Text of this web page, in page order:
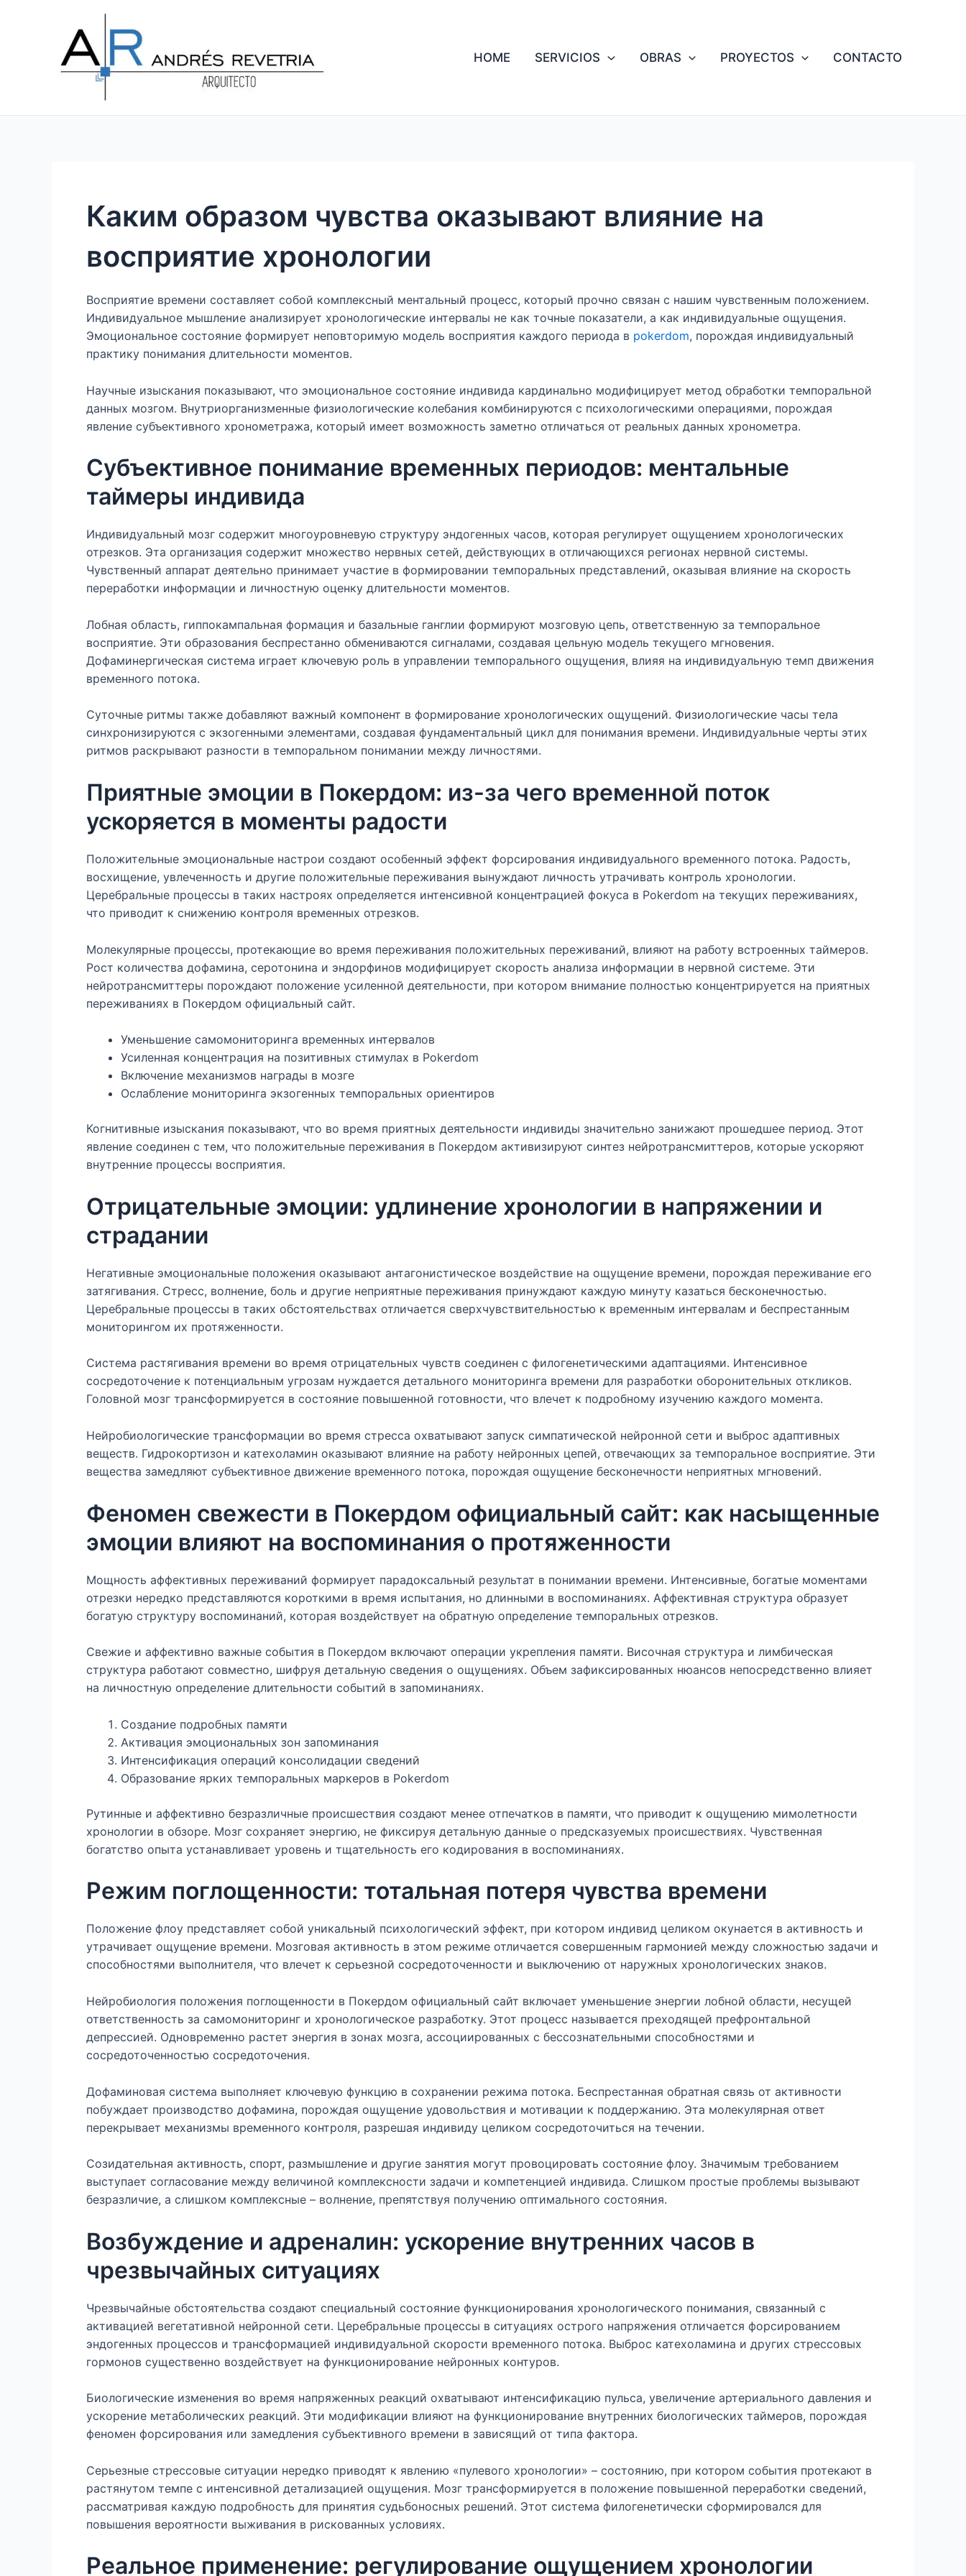
HOME
SERVICIOS OBRAS PROYECTOS CONTACTO
Каким образом чувства оказывают влияние на
восприятие хронологии
Восприятие времени составляет собой комплексный ментальный процесс, который прочно связан с нашим чувственным положением.
Индивидуальное мышление анализирует хронологические интервалы не как точные показатели, а как индивидуальные ощущения.
Эмоциональное состояние формирует неповторимую модель восприятия каждого периода в pokerdom, порождая индивидуальный
практику понимания длительности моментов.
Научные изыскания показывают, что эмоциональное состояние индивида кардинально модифицирует метод обработки темпоральной
данных мозгом. Внутриорганизменные физиологические колебания комбинируются с психологическими операциями, порождая
явление субъективного хронометража, который имеет возможность заметно отличаться от реальных данных хронометра.
Субъективное понимание временных периодов: ментальные
таймеры индивида
Индивидуальный мозг содержит многоуровневую структуру эндогенных часов, которая регулирует ощущением хронологических
отрезков. Эта организация содержит множество нервных сетей, действующих в отличающихся регионах нервной системы.
Чувственный аппарат деятельно принимает участие в формировании темпоральных представлений, оказывая влияние на скорость
переработки информации и личностную оценку длительности моментов.
Лобная область, гиппокампальная формация и базальные ганглии формируют мозговую цепь, ответственную за темпоральное
восприятие. Эти образования беспрестанно обмениваются сигналами, создавая цельную модель текущего мгновения.
Дофаминергическая система играет ключевую роль в управлении темпорального ощущения, влияя на индивидуальную темп движения
временного потока.
Суточные ритмы также добавляют важный компонент в формирование хронологических ощущений. Физиологические часы тела
синхронизируются с экзогенными элементами, создавая фундаментальный цикл для понимания времени. Индивидуальные черты этих
ритмов раскрывают разности в темпоральном понимании между личностями.
Приятные эмоции в Покердом: из-за чего временной поток
ускоряется в моменты радости
Положительные эмоциональные настрои создают особенный эффект форсирования индивидуального временного потока. Радость,
восхищение, увлеченность и другие положительные переживания вынуждают личность утрачивать контроль хронологии.
Церебральные процессы в таких настроях определяется интенсивной концентрацией фокуса в Pokerdom на текущих переживаниях,
что приводит к снижению контроля временных отрезков.
Молекулярные процессы, протекающие во время переживания положительных переживаний, влияют на работу встроенных таймеров.
Рост количества дофамина, серотонина и эндорфинов модифицирует скорость анализа информации в нервной системе. Эти
нейротрансмиттеры порождают положение усиленной деятельности, при котором внимание полностью концентрируется на приятных
переживаниях в Покердом официальный сайт.
Уменьшение самомониторинга временных интервалов
Усиленная концентрация на позитивных стимулах в Pokerdom
Включение механизмов награды в мозге
Ослабление мониторинга экзогенных темпоральных ориентиров
Когнитивные изыскания показывают, что во время приятных деятельности индивиды значительно занижают прошедшее период. Этот
явление соединен с тем, что положительные переживания в Покердом активизируют синтез нейротрансмиттеров, которые ускоряют
внутренние процессы восприятия.
Отрицательные эмоции: удлинение хронологии в напряжении и
страдании
Негативные эмоциональные положения оказывают антагонистическое воздействие на ощущение времени, порождая переживание его
затягивания. Стресс, волнение, боль и другие неприятные переживания принуждают каждую минуту казаться бесконечностью.
Церебральные процессы в таких обстоятельствах отличается сверхчувствительностью к временным интервалам и беспрестанным
мониторингом их протяженности.
Система растягивания времени во время отрицательных чувств соединен с филогенетическими адаптациями. Интенсивное
сосредоточение к потенциальным угрозам нуждается детального мониторинга времени для разработки оборонительных откликов.
Головной мозг трансформируется в состояние повышенной готовности, что влечет к подробному изучению каждого момента.
Нейробиологические трансформации во время стресса охватывают запуск симпатической нейронной сети и выброс адаптивных
веществ. Гидрокортизон и катехоламин оказывают влияние на работу нейронных цепей, отвечающих за темпоральное восприятие. Эти
вещества замедляют субъективное движение временного потока, порождая ощущение бесконечности неприятных мгновений.
Феномен свежести в Покердом официальный сайт: как насыщенные
эмоции влияют на воспоминания о протяженности
Мощность аффективных переживаний формирует парадоксальный результат в понимании времени. Интенсивные, богатые моментами
отрезки нередко представляются короткими в время испытания, но длинными в воспоминаниях. Аффективная структура образует
богатую структуру воспоминаний, которая воздействует на обратную определение темпоральных отрезков.
Свежие и аффективно важные события в Покердом включают операции укрепления памяти. Височная структура и лимбическая
структура работают совместно, шифруя детальную сведения о ощущениях. Объем зафиксированных нюансов непосредственно влияет
на личностную определение длительности событий в запоминаниях.
Создание подробных памяти
Активация эмоциональных зон запоминания
Интенсификация операций консолидации сведений
Образование ярких темпоральных маркеров в Pokerdom
Рутинные и аффективно безразличные происшествия создают менее отпечатков в памяти, что приводит к ощущению мимолетности
хронологии в обзоре. Мозг сохраняет энергию, не фиксируя детальную данные о предсказуемых происшествиях. Чувственная
богатство опыта устанавливает уровень и тщательность его кодирования в воспоминаниях.
Режим поглощенности: тотальная потеря чувства времени
Положение флоу представляет собой уникальный психологический эффект, при котором индивид целиком окунается в активность и
утрачивает ощущение времени. Мозговая активность в этом режиме отличается совершенным гармонией между сложностью задачи и
способностями выполнителя, что влечет к серьезной сосредоточенности и выключению от наружных хронологических знаков.
Нейробиология положения поглощенности в Покердом официальный сайт включает уменьшение энергии лобной области, несущей
ответственность за самомониторинг и хронологическое разработку. Этот процесс называется преходящей префронтальной
депрессией. Одновременно растет энергия в зонах мозга, ассоциированных с бессознательными способностями и
сосредоточенностью сосредоточения.
Дофаминовая система выполняет ключевую функцию в сохранении режима потока. Беспрестанная обратная связь от активности
побуждает производство дофамина, порождая ощущение удовольствия и мотивации к поддержанию. Эта молекулярная ответ
перекрывает механизмы временного контроля, разрешая индивиду целиком сосредоточиться на течении.
Созидательная активность, спорт, размышление и другие занятия могут провоцировать состояние флоу. Значимым требованием
выступает согласование между величиной комплексности задачи и компетенцией индивида. Слишком простые проблемы вызывают
безразличие, а слишком комплексные – волнение, препятствуя получению оптимального состояния.
Возбуждение и адреналин: ускорение внутренних часов в
чрезвычайных ситуациях
Чрезвычайные обстоятельства создают специальный состояние функционирования хронологического понимания, связанный с
активацией вегетативной нейронной сети. Церебральные процессы в ситуациях острого напряжения отличается форсированием
эндогенных процессов и трансформацией индивидуальной скорости временного потока. Выброс катехоламина и других стрессовых
гормонов существенно воздействует на функционирование нейронных контуров.
Биологические изменения во время напряженных реакций охватывают интенсификацию пульса, увеличение артериального давления и
ускорение метаболических реакций. Эти модификации влияют на функционирование внутренних биологических таймеров, порождая
феномен форсирования или замедления субъективного времени в зависящий от типа фактора.
Серьезные стрессовые ситуации нередко приводят к явлению «пулевого хронологии» – состоянию, при котором события протекают в
растянутом темпе с интенсивной детализацией ощущения. Мозг трансформируется в положение повышенной переработки сведений,
рассматривая каждую подробность для принятия судьбоносных решений. Этот система филогенетически сформировался для
повышения вероятности выживания в рискованных условиях.
Реальное применение: регулирование ощущением хронологии
entradas